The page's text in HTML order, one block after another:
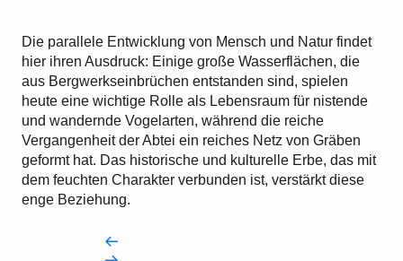
Die parallele Entwicklung von Mensch und Natur findet
hier ihren Ausdruck: Einige große Wasserflächen, die
aus Bergwerkseinbrüchen entstanden sind, spielen
heute eine wichtige Rolle als Lebensraum für nistende
und wandernde Vogelarten, während die reiche
Vergangenheit der Abtei ein reiches Netz von Gräben
geformt hat. Das historische und kulturelle Erbe, das mit
dem feuchten Charakter verbunden ist, verstärkt diese
enge Beziehung.